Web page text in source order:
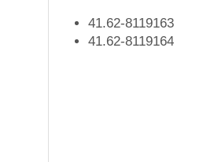
41.62-8119163
41.62-8119164